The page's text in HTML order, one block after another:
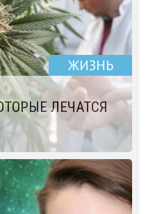
ЖИЗНЬ
ЛЕЧАТСЯ